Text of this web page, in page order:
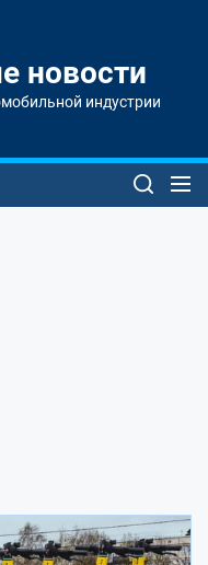
новости
индустрии